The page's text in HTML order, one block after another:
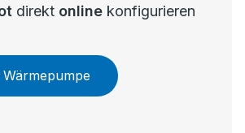
direkt online konfigurieren